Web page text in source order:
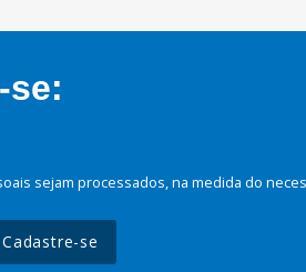
se:
sejam processados, na medida do
Cadastre-se